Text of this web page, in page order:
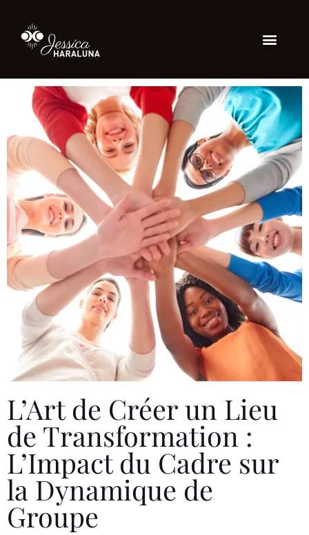
L’Art de Créer un Lieu
de Transformation :
L’Impact du Cadre sur
la Dynamique de
Groupe